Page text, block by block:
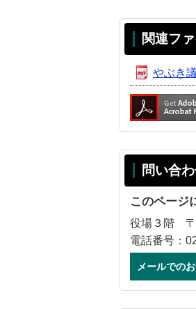
関連フ
やぶき
問い合
このページ
役場３階 〒
電話番号：
メールでの